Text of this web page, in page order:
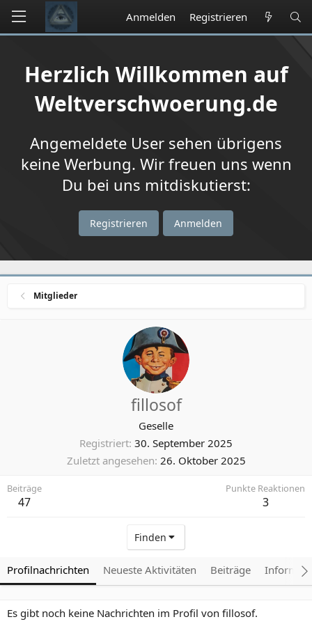
Anmelden Registrieren
Herzlich Willkommen auf
Weltverschwoerung.de
Angemeldete User sehen übrigens
keine Werbung. Wir freuen uns wenn
Du bei uns mitdiskutierst:
Registrieren Anmelden
Mitglieder
fillosof
Geselle
Registriert 30. September 2025
Zuletzt angesehen 26. Oktober 2025
Beiträge
47
Punkte Reaktionen
3
Finden
Profilnachrichten Neueste Aktivitäten Beiträge
Es gibt noch keine Nachrichten im Profil von fillosof.